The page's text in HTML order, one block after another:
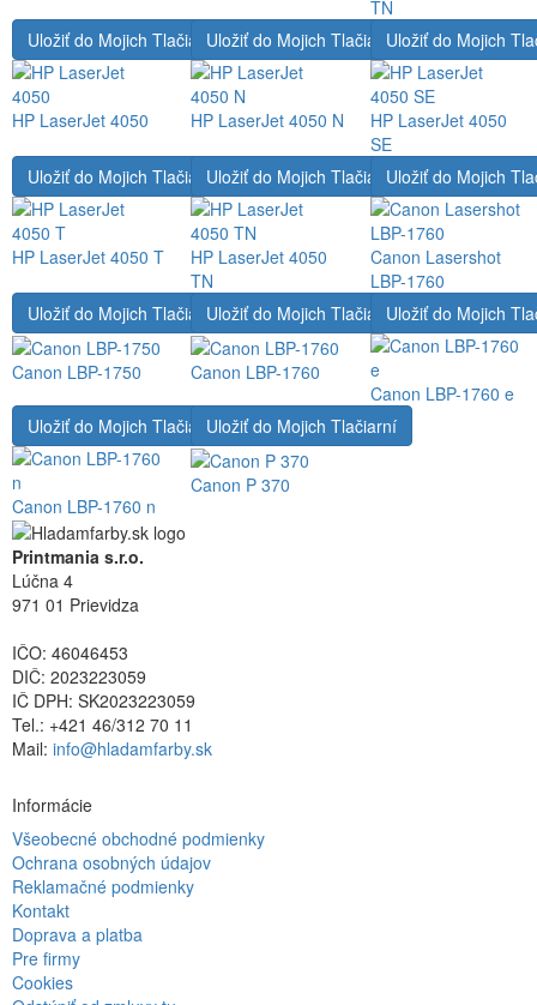
TN
Uložiť do Mojich Tlačiarní
HP LaserJet 4050
Uložiť do Mojich Tlačiarní
HP LaserJet 4050 N
Uložiť do Mojich
HP LaserJet 4050
SE
Uložiť do Mojich Tlačiarní
HP LaserJet 4050 T
Uložiť do Mojich Tlačiarní
HP LaserJet 4050
TN
Uložiť do Mojich
Canon Lasershot
LBP-1760
Uložiť do Mojich Tlačiarní
Canon LBP-1750
Uložiť do Mojich Tlačiarní
Canon LBP-1760
Uložiť do Mojich
Canon LBP-1760 e
Uložiť do Mojich Tlačiarní
Canon LBP-1760 n
Uložiť do Mojich Tlačiarní
Canon P 370
Printmania s.r.o.
Lúčna 4
971 01 Prievidza
IČO: 46046453
DIČ: 2023223059
IČ DPH: SK2023223059
Tel.: +421 46/312 70 11
Mail: info@hladamfarby.sk
Informácie
Všeobecné obchodné podmienky
Ochrana osobných údajov
Reklamačné podmienky
Kontakt
Doprava a platba
Pre firmy
Cookies